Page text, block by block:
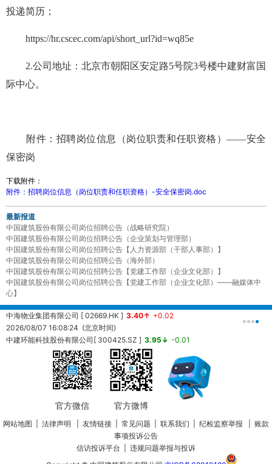
投递简历；
https://hr.cscec.com/api/short_url?id=wq85e
2.公司地址：北京市朝阳区安定路5号院3号楼中建财富国
际中心。
附件：招聘岗位信息（岗位职责和任职资格）——安全
保密岗
下载附件：
附件：招聘岗位信息（岗位职责和任职资格）-安全保密岗.doc
最新报道
中国建筑股份有限公司岗位招聘公告（战略研究院）
中国建筑股份有限公司岗位招聘公告（企业策划与管理部）
中国建筑股份有限公司岗位招聘公告【人力资源部（干部人事部）】
中国建筑股份有限公司岗位招聘公告（海外部）
中国建筑股份有限公司岗位招聘公告【党建工作部（企业文化部）】
中国建筑股份有限公司岗位招聘公告【党建工作部（企业文化部）——融媒体中
心】
中海物业集团有限公司 [ 02669.HK ] 3.40↑ +0.02
2026/08/07 16:08:24 (北京时间)
中建环能科技股份有限公司[ 300425.SZ ] 3.95↓ -0.01
20260807161457 (北京时间)
官方微信 官方微博
网站地图 法律声明 友情链接 常见问题 联系我们 纪检监察举报
账款
事项投诉公告
信访投诉平台
违规问题举报与投诉